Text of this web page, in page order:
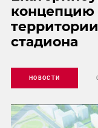
концепцию
стадиона
НОВОСТИ